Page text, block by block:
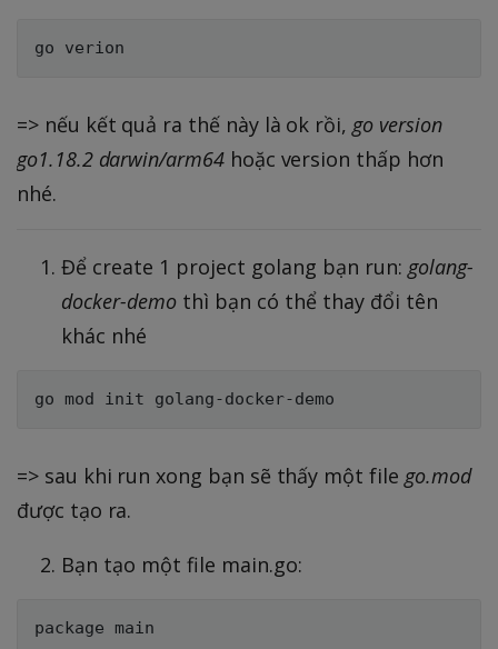
=> nếu kết quả ra thế này là ok rồi,go version
go1.18.2 darwin/arm64hoặc version thấp hơn
nhé.
Để create 1 project golang bạn run: golang-
docker-demo thì bạn có thể thay đổi tên
khác nhé
=> sau khi run xong bạn sẽ thấy một file go.mod
được tạo ra.
Bạn tạo một file main.go:
package main